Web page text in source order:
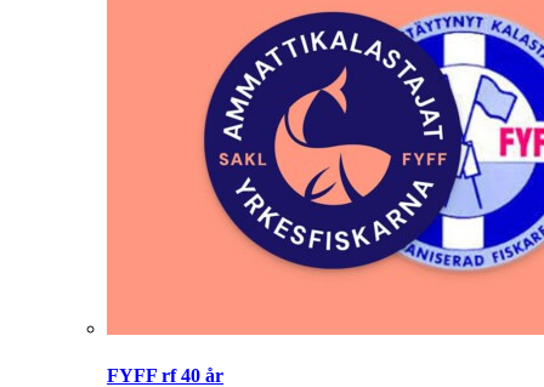
FYFF rf 40 år